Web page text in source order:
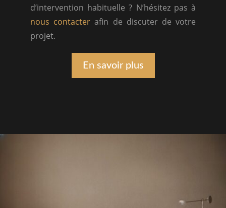
d’intervention habituelle ? N’hésitez pas à
nous contacter afin de discuter de votre
projet.
En savoir plus